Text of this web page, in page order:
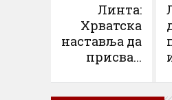
Линта:
Хрватска
наставља да
присва...